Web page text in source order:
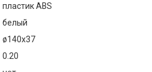
пластик ABS
белый
ø140х37
0.20